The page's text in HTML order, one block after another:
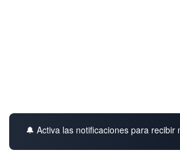
🔔 Activa las notificaciones para recibir